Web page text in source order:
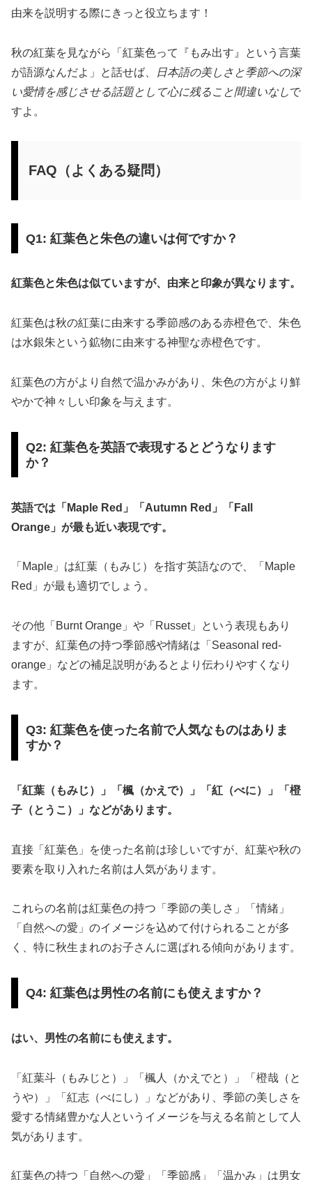
由来を説明する際にきっと役立ちます！
秋の紅葉を見ながら「紅葉色って『もみ出す』という言葉
が語源なんだよ」と話せば、
日本語の美しさと季節への深
い愛情を感じさせる話題として心に残ること間違いなしで
すよ。
FAQ（よくある疑問）
Q1: 紅葉色と朱色の違いは何ですか？
紅葉色と朱色は似ていますが、由来と印象が異なります。
紅葉色は秋の紅葉に由来する季節感のある赤橙色で、朱色
は水銀朱という鉱物に由来する神聖な赤橙色です。
紅葉色の方がより自然で温かみがあり、朱色の方がより鮮
やかで神々しい印象を与えます。
Q2: 紅葉色を英語で表現するとどうなります
か？
英語では「Maple Red」「Autumn Red」「Fall
Orange」が最も近い表現です。
「Maple」は紅葉（もみじ）を指す英語なので、「Maple
Red」が最も適切でしょう。
その他「Burnt Orange」や「Russet」という表現もあり
ますが、紅葉色の持つ季節感や情緒は「Seasonal red-
orange」などの補足説明があるとより伝わりやすくなり
ます。
Q3: 紅葉色を使った名前で人気なものはありま
すか？
「紅葉（もみじ）」「楓（かえで）」「紅（べに）」「橙
子（とうこ）」などがあります。
直接「紅葉色」を使った名前は珍しいですが、紅葉や秋の
要素を取り入れた名前は人気があります。
これらの名前は紅葉色の持つ「季節の美しさ」「情緒」
「自然への愛」のイメージを込めて付けられることが多
く、特に秋生まれのお子さんに選ばれる傾向があります。
Q4: 紅葉色は男性の名前にも使えますか？
はい、男性の名前にも使えます。
「紅葉斗（もみじと）」「楓人（かえでと）」「橙哉（と
うや）」「紅志（べにし）」などがあり、季節の美しさを
愛する情緒豊かな人というイメージを与える名前として人
気があります。
紅葉色の持つ「自然への愛」「季節感」「温かみ」は男女